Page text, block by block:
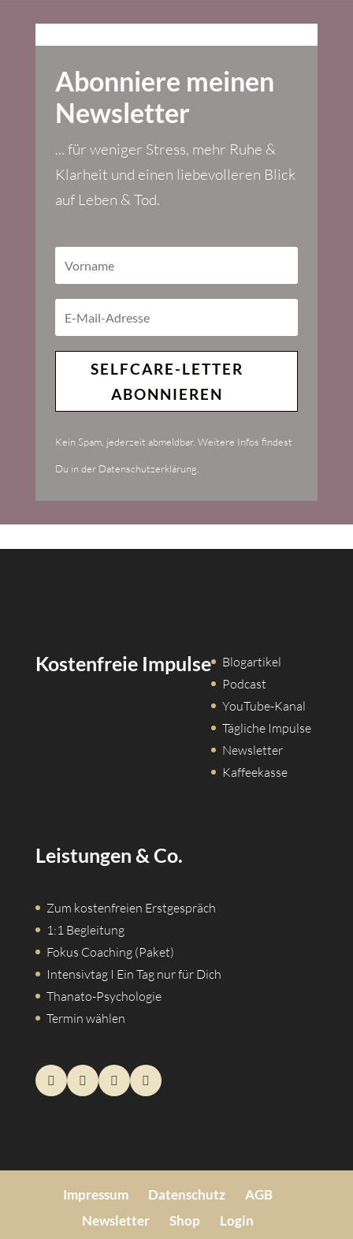
Abonniere meinen
Newsletter
... für weniger Stress, mehr Ruhe &
Klarheit und einen liebevolleren Blick
auf Leben & Tod.
SELFCARE-LETTER
ABONNIEREN
Kein Spam, jederzeit abmeldbar. Weitere Infos findest
Du in der Datenschutzerklärung.
Kostenfreie Impulse
Blogartikel
Podcast
YouTube-Kanal
Tägliche Impulse
Newsletter
Kaffeekasse
Leistungen & Co.
Zum kostenfreien Erstgespräch
1:1 Begleitung
Fokus Coaching (Paket)
Intensivtag I Ein Tag nur für Dich
Thanato-Psychologie
Termin wählen
Impressum Datenschutz
AGB
Newsletter
Shop Login